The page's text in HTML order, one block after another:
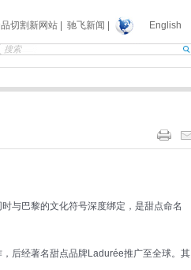
切割新网站 驰飞新闻 English
与巴黎的文化符号深度绑定，是甜点命名
后经著名甜点品牌Ladurée推广至全球。其